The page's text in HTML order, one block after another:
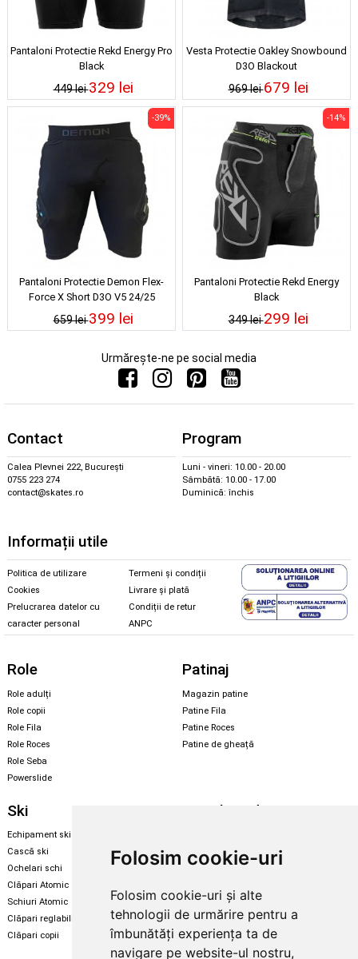
Folosim cookie-uri
Folosim cookie-uri și alte
tehnologii de urmărire pentru a
îmbunătăți experiența ta de
navigare pe website-ul nostru,
Pantaloni Protectie Rekd Energy Pro
Black
449 lei329 lei
Vesta Protectie Oakley Snowbound
D3O Blackout
969 lei679 lei
Pantaloni Protectie Demon Flex-
Force X Short D3O V5 24/25
659 lei
-39%
399 lei
Pantaloni Protectie Rekd Energy
Black
349 lei
-14%
299 lei
Urmărește-ne pe social media
Contact
Calea Plevnei 222, București
0755 223 274
contact@skates.ro
Program
Luni - vineri: 10.00 - 20.00
Sâmbătă: 10.00 - 17.00
Duminică: închis
Informații utile
Politica de utilizare
Cookies
Prelucrarea datelor cu
caracter personal
Termeni și condiții
Livrare și plată
Condiții de retur
ANPC
Role
Role adulți
Role copii
Role Fila
Role Roces
Role Seba
Powerslide
Patinaj
Magazin patine
Patine Fila
Patine Roces
Patine de gheață
Ski
Echipament ski
Cască ski
Ochelari schi
Clăpari Atomic
Schiuri Atomic
Clăpari reglabili
Clăpari copii
Snowboard
Echipament snowboard
Legături Rome SDS
Skate & longboard
Enuff Skateboards